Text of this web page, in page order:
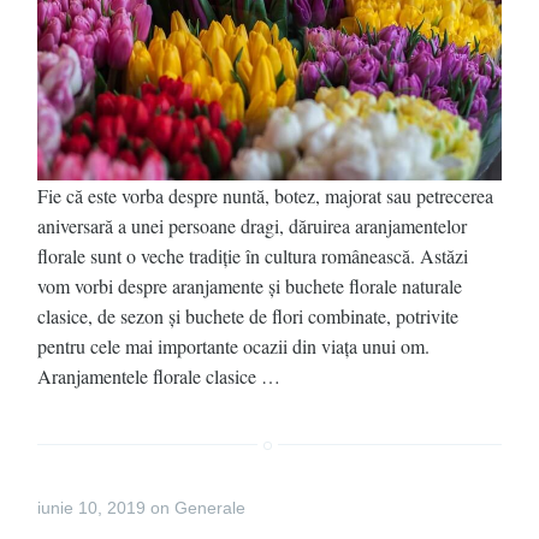
Fie că este vorba despre nuntă, botez, majorat sau petrecerea
aniversară a unei persoane dragi, dăruirea aranjamentelor
florale sunt o veche tradiție în cultura românească. Astăzi
vom vorbi despre aranjamente și buchete florale naturale
clasice, de sezon și buchete de flori combinate, potrivite
pentru cele mai importante ocazii din viața unui om.
Aranjamentele florale clasice …
iunie 10, 2019 on Generale